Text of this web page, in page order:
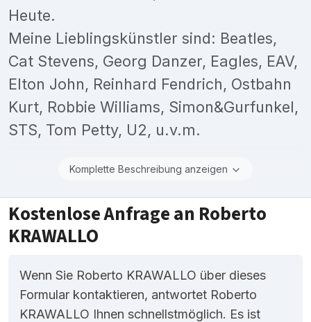
Heute.
Meine Lieblingskünstler sind: Beatles,
Cat Stevens, Georg Danzer, Eagles, EAV,
Elton John, Reinhard Fendrich, Ostbahn
Kurt, Robbie Williams, Simon&Gurfunkel,
STS, Tom Petty, U2, u.v.m.
Komplette Beschreibung anzeigen
Kostenlose Anfrage an Roberto
KRAWALLO
Wenn Sie Roberto KRAWALLO über dieses
Formular kontaktieren, antwortet Roberto
KRAWALLO Ihnen schnellstmöglich. Es ist